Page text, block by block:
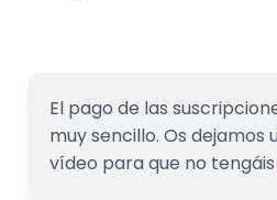
El pago de las
muy sencillo. Os dejamos
vídeo para que no